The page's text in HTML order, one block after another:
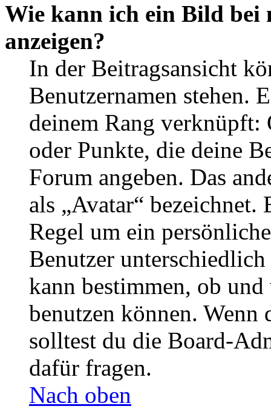
Wie kann ich ein Bild bei
anzeigen?
In der Beitragsansicht
Benutzernamen stehen.
deinem Rang verknüpft:
oder Punkte, die deine
Forum angeben. Das
als „Avatar“
Regel um ein
Benutzer
kann bestimmen, ob
benutzen können. Wenn
solltest du die Board-
dafür fragen.
Nach oben